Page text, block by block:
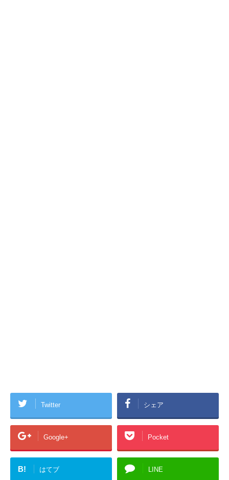
Twitter シェア
Google+ Pocket
B! はてブ LINE